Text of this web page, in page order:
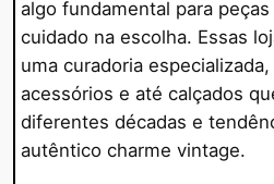
algo fundamental para
cuidado na escolha. Essas
uma curadoria
acessórios e até calçados
diferentes décadas e
autêntico charme vintage.